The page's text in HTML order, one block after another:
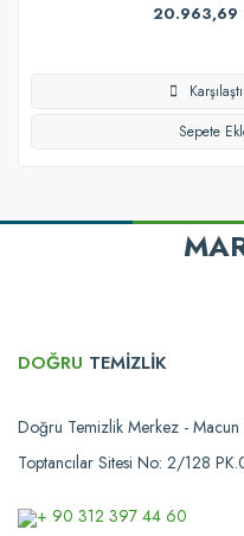
20.963,69
Sepete
DOĞRU TEMİZLİK
Doğru Temizlik Merkez - Macun
Toptancılar Sitesi No: 2/128
+ 90 312 397 44 60